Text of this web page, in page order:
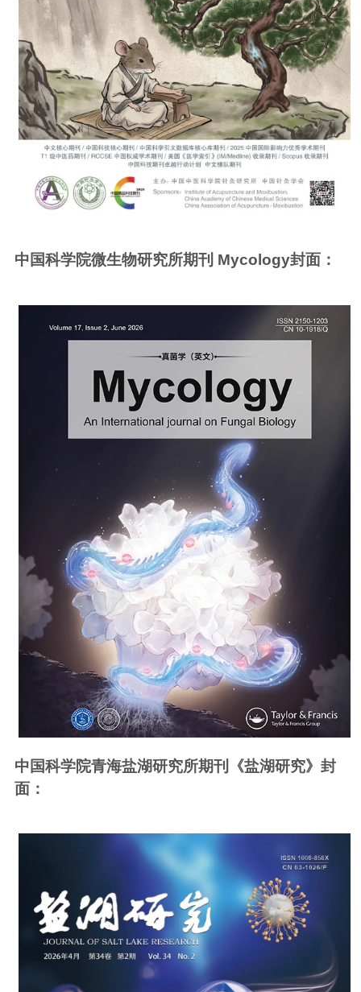
中国科学院微生物研究所期刊 Mycology封面：
中国科学院青海盐湖研究所期刊《盐湖研究》封
面：